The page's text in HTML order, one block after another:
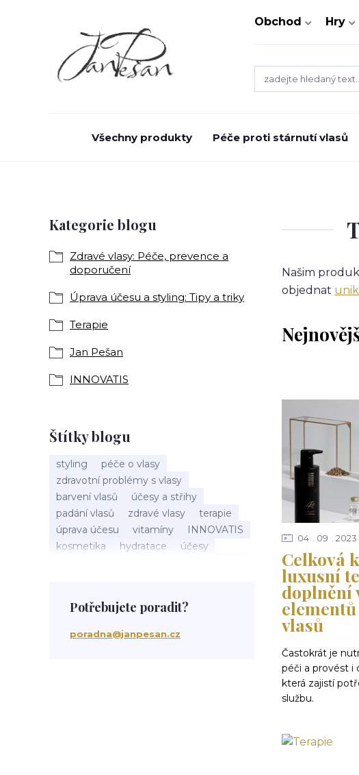
Obchod Hry
Všechny produkty Péče proti stárnutí vlasů
Kategorie blogu
Zdravé vlasy: Péče, prevence a
doporučení
Úprava účesu a styling: Tipy a triky
Terapie
Jan Pešan
INNOVATIS
Štítky blogu
styling
péče o vlasy
zdravotní problémy s vlasy
barvení vlasů
účesy a střihy
padání vlasů
zdravé vlasy
terapie
úprava účesu
vitamíny
INNOVATIS
kosmetika
hydratace
účesy
Jan Pešan
složení
uv ochrana
suchá vlasová péče
Potřebujete poradit?
poradna@janpesan.cz
Našim
objednat
Celková
luxusní
doplnění
vlasů
04 09 2023
Častokrát je
péči a provést i
která zajistí
službu.